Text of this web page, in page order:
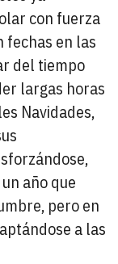
con fuerza
fechas en las
del tiempo
largas horas
Navidades,
año que
pero en
a las